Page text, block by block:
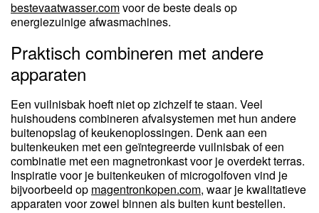
bestevaatwasser.comvoor de beste deals op
energiezuinige afwasmachines.
Praktisch combineren met andere
apparaten
Een vuilnisbak hoeft niet op zichzelf te staan. Veel
huishoudens combineren afvalsystemen met hun andere
buitenopslag of keukenoplossingen. Denk aan een
buitenkeuken met een geïntegreerde vuilnisbak of een
combinatie met een magnetronkast voor je overdekt terras.
Inspiratie voor je buitenkeuken of microgolfoven vind je
bijvoorbeeld op magentronkopen.com, waar je kwalitatieve
apparaten voor zowel binnen als buiten kunt bestellen.